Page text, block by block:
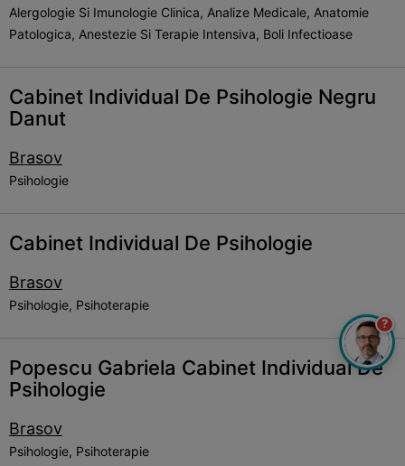
Alergologie Si Imunologie Clinica, Analize Medicale, Anatomie
Patologica, Anestezie Si Terapie Intensiva, Boli Infectioase
Cabinet Individual De Psihologie Negru
Danut
Brasov
Psihologie
Cabinet Individual De Psihologie
Brasov
Psihologie, Psihoterapie
Popescu Gabriela Cabinet Individual De
Psihologie
Brasov
Psihologie, Psihoterapie
?